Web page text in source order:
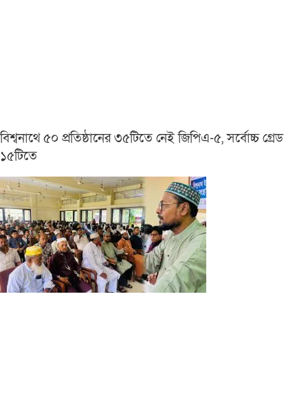
বিশ্বনাথে ৫০ প্রতিষ্ঠানের ৩৫টিতে নেই জিপিএ-৫, সর্বোচ্চ গ্রেড
১৫টিতে